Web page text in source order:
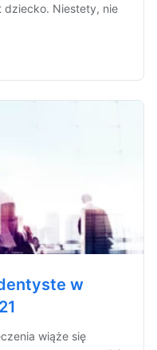
dziecko. Niestety, nie
w
wiąże się